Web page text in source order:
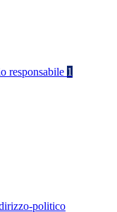
responsabile 1
politico